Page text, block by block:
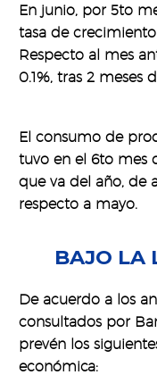
En junio, por 5to
tasa de
Respecto al mes
0.1%, tras 2 meses
El consumo de
tuvo en el 6to mes
que va del año, de
respecto a mayo.
BAJO LA
De acuerdo a los
consultados por
prevén los
económica: